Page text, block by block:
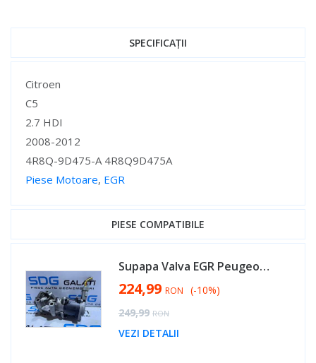
SPECIFICAȚII
Specificații
Citroen
C5
2.7 HDI
2008-2012
4R8Q-9D475-A 4R8Q9D475A
Piese Motoare, EGR
PIESE COMPATIBILE
Supapa Valva EGR Peugeot 407 2.7 HDI 2003 - 2010 Cod 4R8Q-9D475-A 4R8Q9D475A [B4264]
Special Price
224,99 RON (-10%)
Regular Price
249,99 RON
VEZI DETALII